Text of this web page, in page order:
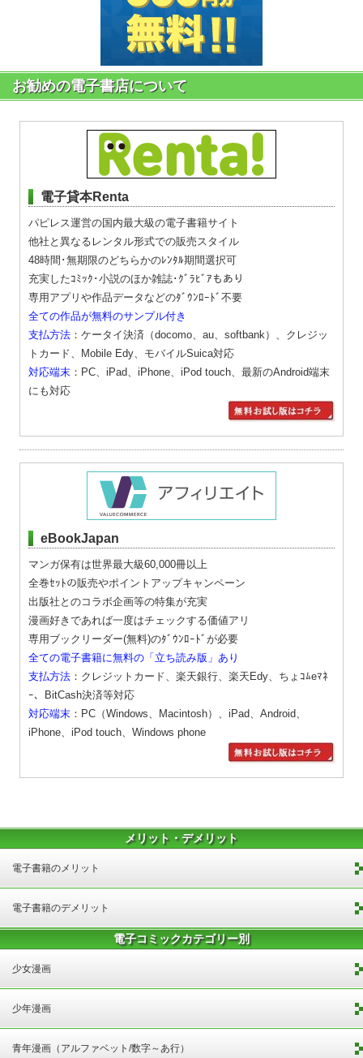
お勧めの電子書店について
電子貸本Renta
パピレス運営の国内最大級の電子書籍サイト
他社と異なるレンタル形式での販売スタイル
48時間･無期限のどちらかのﾚﾝﾀﾙ期間選択可
充実したｺﾐｯｸ･小説のほか雑誌･ｸﾞﾗﾋﾞｱもあり
専用アプリや作品データなどのﾀﾞｳﾝﾛｰﾄﾞ不要
全ての作品が無料のサンプル付き
支払方法 ：ケータイ決済（docomo、au、softbank）、クレジッ
トカード、Mobile Edy、モバイルSuica対応
対応端末 ：PC、iPad、iPhone、iPod touch、最新のAndroid端末
にも対応
eBookJapan
マンガ保有は世界最大級60,000冊以上
全巻ｾｯﾄの販売やポイントアップキャンペーン
出版社とのコラボ企画等の特集が充実
漫画好きであれば一度はチェックする価値アリ
専用ブックリーダー(無料)のﾀﾞｳﾝﾛｰﾄﾞが必要
全ての電子書籍に無料の「立ち読み版」あり
支払方法 ：クレジットカード、楽天銀行、楽天Edy、ちょｺﾑeﾏﾈ
ｰ、BitCash決済等対応
対応端末 ：PC（Windows、Macintosh）、iPad、Android、
iPhone、iPod touch、Windows phone
メリット・デメリット
電子書籍のメリット
電子書籍のデメリット
電子コミックカテゴリー別
少女漫画
少年漫画
青年漫画（アルファベット/数字～あ行）